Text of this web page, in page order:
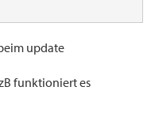
update
funktioniert es